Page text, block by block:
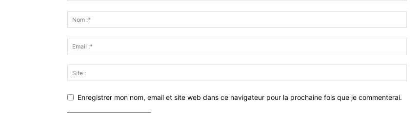
Enregistrer mon nom, email et site web dans ce navigateur pour la prochaine fois que je commenterai.